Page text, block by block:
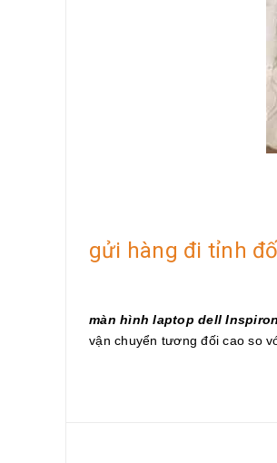
gửi hàng đi tỉnh
màn hình laptop dell
vận chuyển tương đối cao so